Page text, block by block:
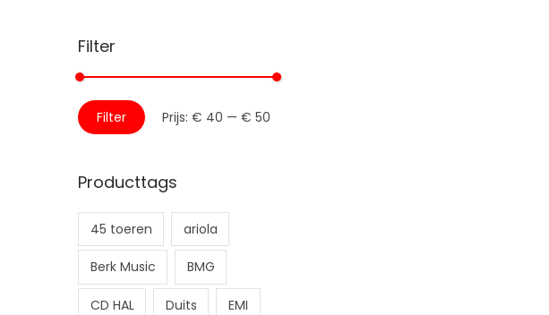
Filter
M
.
p
j
M
a
.
p
j
Filter Prijs: € 40 — € 50
Producttags
45 toeren ariola
Berk Music BMG
CD HAL Duits EMI